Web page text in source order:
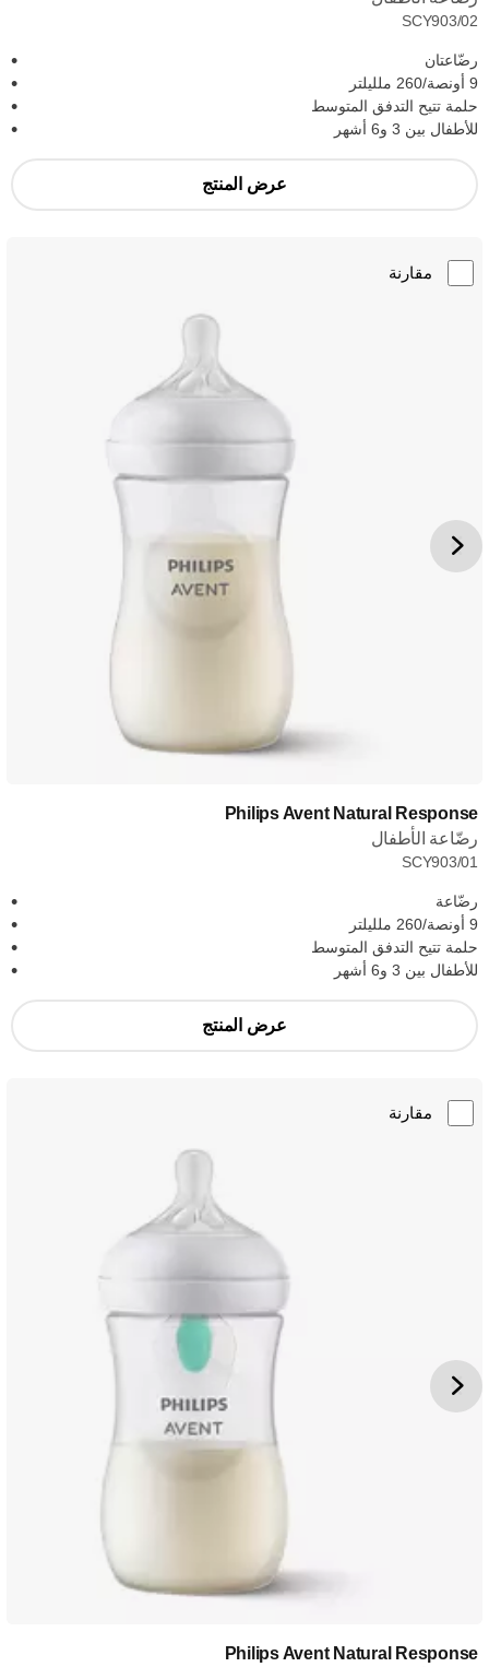
SCY903/02
رضّاعتان
9 أونصة/260 ملليلتر
حلمة تتيح التدفق المتوسط
للأطفال بين 3 و6 أشهر
عرض المنتج
مقارنة
Philips Avent Natural Response
رضّاعة الأطفال
SCY903/01
رضّاعة
9 أونصة/260 ملليلتر
حلمة تتيح التدفق المتوسط
للأطفال بين 3 و6 أشهر
عرض المنتج
مقارنة
Philips Avent Natural Response